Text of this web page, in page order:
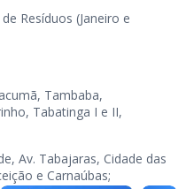
Resíduos (Janeiro e
Tambaba,
Tabatinga I e II,
Av. Tabajaras, Cidade das
e Carnaúbas;